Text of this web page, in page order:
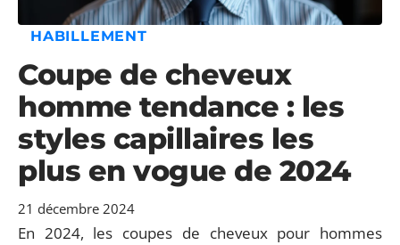
HABILLEMENT
Coupe de cheveux
homme tendance : les
styles capillaires les
plus en vogue de 2024
21 décembre 2024
En 2024, les coupes de cheveux pour hommes